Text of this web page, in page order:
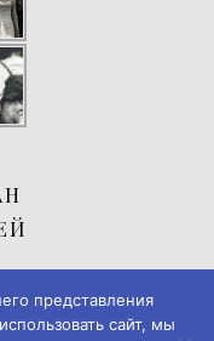
представления
сайт, мы